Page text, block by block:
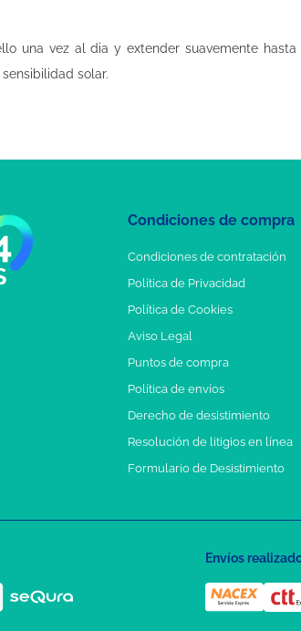
una vez al dia y extender suavemente
solar.
Condiciones de compra
Condiciones de contratación
Política de Privacidad
Política de Cookies
Aviso Legal
Puntos de compra
Política de envíos
Derecho de desistimiento
Resolución de litigios en línea
Formulario de Desistimiento
Envíos